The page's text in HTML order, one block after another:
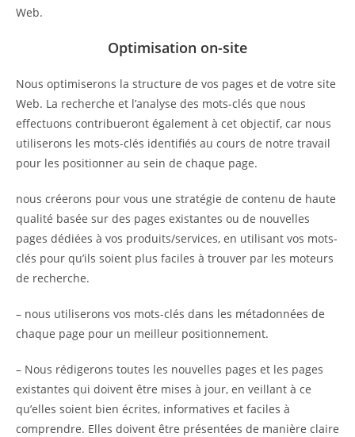
Web.
Optimisation on-site
Nous optimiserons la structure de vos pages et de votre site
Web. La recherche et l’analyse des mots-clés que nous
effectuons contribueront également à cet objectif, car nous
utiliserons les mots-clés identifiés au cours de notre travail
pour les positionner au sein de chaque page.
nous créerons pour vous une stratégie de contenu de haute
qualité basée sur des pages existantes ou de nouvelles
pages dédiées à vos produits/services, en utilisant vos mots-
clés pour qu’ils soient plus faciles à trouver par les moteurs
de recherche.
– nous utiliserons vos mots-clés dans les métadonnées de
chaque page pour un meilleur positionnement.
– Nous rédigerons toutes les nouvelles pages et les pages
existantes qui doivent être mises à jour, en veillant à ce
qu’elles soient bien écrites, informatives et faciles à
comprendre. Elles doivent être présentées de manière claire